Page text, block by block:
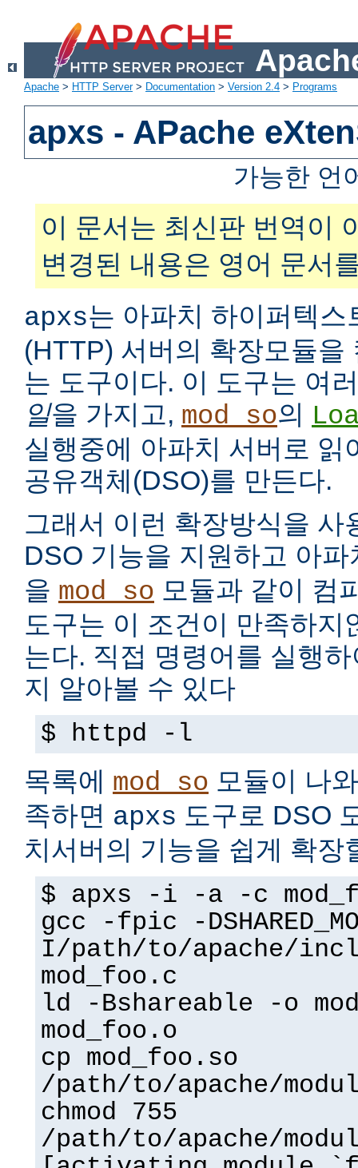
Apache > HTTP Server> Documentation > Version 2.4 > Programs
apxs - APache
가능한 언
이 문서는 최신판 번역이
변경된 내용은 영어 문서
apxs는 아파치 하이퍼텍스
(HTTP) 서버의 확장모듈을
는 도구이다. 이 도구는 여
일을 가지고, mod_so의
실행중에 아파치 서버로 읽
공유객체(DSO)를 만든다.
그래서 이런 확장방식을 사
DSO 기능을 지원하고 아
을 mod_so 모듈과 같이 컴
도구는 이 조건이 만족하지
는다. 직접 명령어를 실행
지 알아볼 수 있다
$ httpd -l
목록에 mod_so 모듈이 나
족하면 apxs 도구로 DSO
치서버의 기능을 쉽게 확장
$ apxs -i -a -c
gcc -fpic -
I/path/to/apache/
mod_foo.c
ld -Bshareable -o
mod_foo.o
cp mod_foo.so
/path/to/apache/
chmod 755
/path/to/apache/